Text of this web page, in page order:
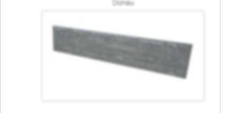
Donau